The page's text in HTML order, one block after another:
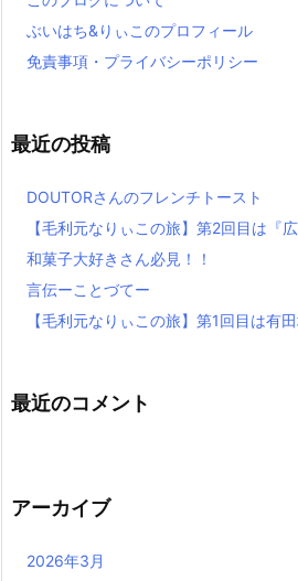
ぶいはち&りぃこのプロフィール
免責事項・プライバシーポリシー
最近の投稿
DOUTORさんのフレンチトースト
【毛利元なりぃこの旅】第2回目は『広
和菓子大好きさん必見！！
言伝ーことづてー
【毛利元なりぃこの旅】第1回目は有
最近のコメント
アーカイブ
2026年3月